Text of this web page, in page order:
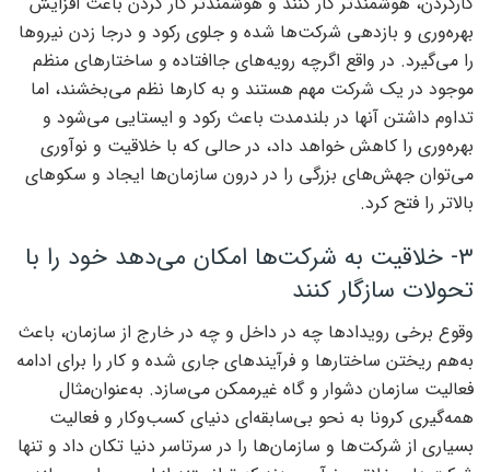
بهره‌‌‌وری و بازدهی شرکت‌ها شده و جلوی رکود و درجا زدن نیروها
را می‌گیرد. در واقع اگرچه رویه‌‌‌های جاافتاده و ساختارهای منظم
موجود در یک شرکت مهم هستند و به کارها نظم می‌‌‌بخشند، اما
تداوم داشتن آنها در بلندمدت باعث رکود و ایستایی می‌شود و
بهره‌‌‌وری را کاهش خواهد داد، در حالی که با خلاقیت و نوآوری
می‌توان جهش‌‌‌های بزرگی را در درون سازمان‌ها ایجاد و سکوهای
بالاتر را فتح کرد.
۳- خلاقیت به شرکت‌ها امکان می‌دهد خود را با
تحولات سازگار کنند
وقوع برخی رویدادها چه در داخل و چه در خارج از سازمان، باعث
به‌‌‌هم ‌‌‌ریختن ساختارها و فرآیندهای جاری شده و کار را برای ادامه
فعالیت سازمان دشوار و گاه غیرممکن می‌‌‌سازد. به‌‌‌عنوان‌‌‌مثال
همه‌گیری کرونا به نحو بی‌‌‌سابقه‌‌‌ای دنیای کسب‌وکار و فعالیت
بسیاری از شرکت‌ها و سازمان‌ها را در سرتاسر دنیا تکان داد و تنها